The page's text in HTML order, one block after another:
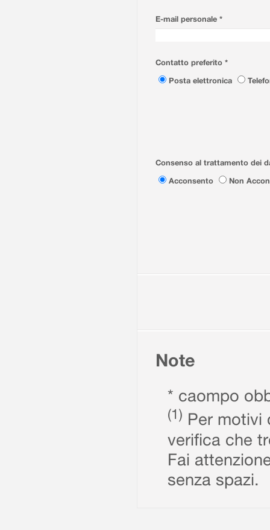
E-mail personale *
Contatto preferito *
Posta elettronica
Consenso al trattamento dei
Acconsento
Non
Note
* caompo
(1) Per motivi
verifica che
Fai
senza spazi.